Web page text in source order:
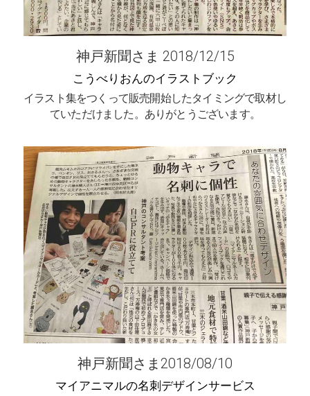
神戸新聞さま 2018/12/15
こうべりおんのイラストブック
イラスト集をつくって販売開始したタイミングで取材し
ていただけました。ありがとうございます。
神戸新聞さま2018/08/10
マイアニマルの名刺デザインサービス